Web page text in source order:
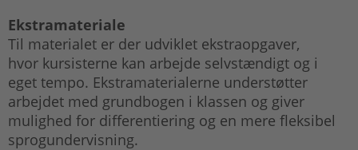
Ekstramateriale
Til materialet er der udviklet ekstraopgaver,
hvor kursisterne kan arbejde selvstændigt og i
eget tempo. Ekstramaterialerne understøtter
arbejdet med grundbogen i klassen og giver
mulighed for differentiering og en mere fleksibel
sprogundervisning.